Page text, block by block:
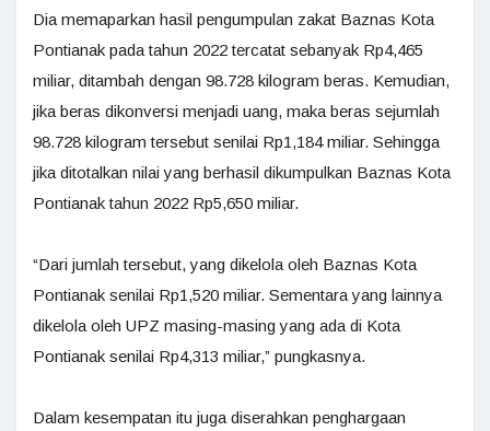
Dia memaparkan hasil pengumpulan zakat Baznas Kota
Pontianak pada tahun 2022 tercatat sebanyak Rp4,465
miliar, ditambah dengan 98.728 kilogram beras. Kemudian,
jika beras dikonversi menjadi uang, maka beras sejumlah
98.728 kilogram tersebut senilai Rp1,184 miliar. Sehingga
jika ditotalkan nilai yang berhasil dikumpulkan Baznas Kota
Pontianak tahun 2022 Rp5,650 miliar.
“Dari jumlah tersebut, yang dikelola oleh Baznas Kota
Pontianak senilai Rp1,520 miliar. Sementara yang lainnya
dikelola oleh UPZ masing-masing yang ada di Kota
Pontianak senilai Rp4,313 miliar,” pungkasnya.
Dalam kesempatan itu juga diserahkan penghargaan